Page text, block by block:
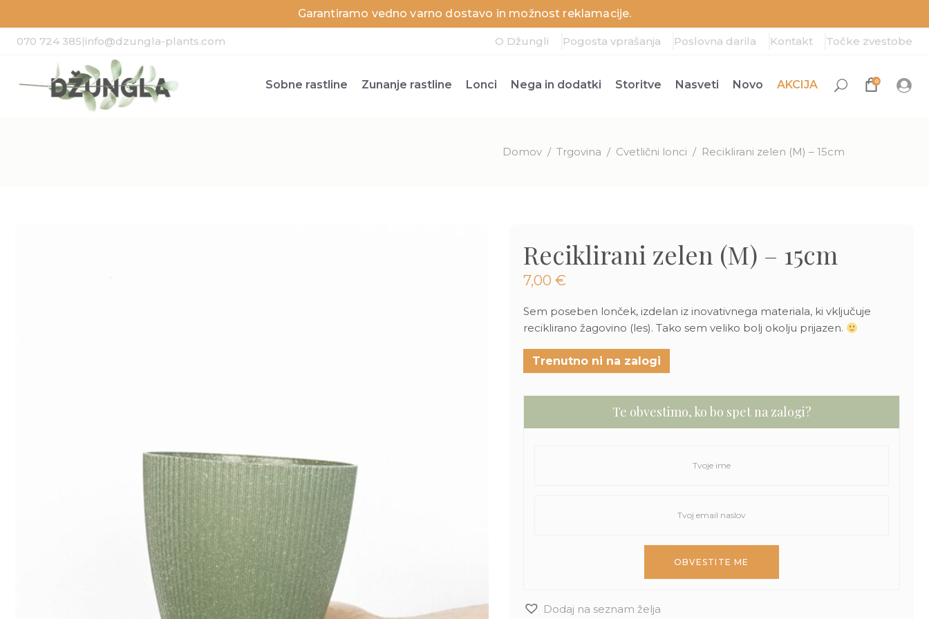
Garantiramo vedno varno dostavo in možnost reklamacije.
070 724 385|info@dzungla-plants.com O Džungli Pogosta vprašanja Poslovna darila Kontakt Točke zvestobe
Sobne rastline Zunanje rastline Lonci Nega in dodatki Storitve Nasveti Novo AKCIJA 0
Domov / Trgovina / Cvetlični lonci / Reciklirani zelen (M) – 15cm
Reciklirani zelen (M) – 15cm
7,00 €
Sem poseben lonček, izdelan iz inovativnega materiala, ki vključuje
reciklirano žagovino (les). Tako sem veliko bolj okolju prijazen.
Trenutno ni na zalogi
Te obvestimo, ko bo spet na zalogi?
Dodaj na seznam želja